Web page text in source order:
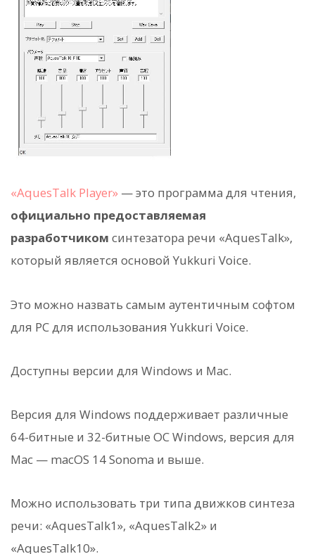
«AquesTalk Player» — это программа для чтения,
официально предоставляемая
разработчиком синтезатора речи «AquesTalk»,
который является основой Yukkuri Voice.
Это можно назвать самым аутентичным софтом
для PC для использования Yukkuri Voice.
Доступны версии для Windows и Mac.
Версия для Windows поддерживает различные
64-битные и 32-битные ОС Windows, версия для
Mac — macOS 14 Sonoma и выше.
Можно использовать три типа движков синтеза
речи: «AquesTalk1», «AquesTalk2» и
«AquesTalk10».